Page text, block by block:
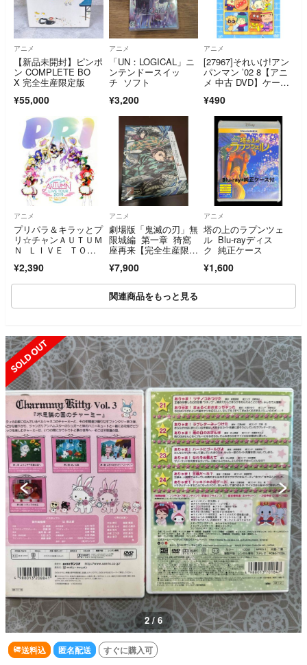
アニメ
【新品未開封】ピンポ
ン COMPLETE BO
X 完全生産限定版
¥55,000
アニメ
「UN：LOGICAL」ニ
ンテンドースイッ
チ ソフト
¥3,200
アニメ
[27967]それいけ!アン
パンマン ’02 8【アニ
メ 中古 DVD】ケース
¥490
アニメ
プリパラ＆キラッとプ
リ☆チャンＡＵＴＵＭ
Ｎ ＬＩＶＥ ＴＯＵ
と！アイドルはじめる
時間だよ！（Ｂｌｕ－
¥2,390
アニメ
劇場版「鬼滅の刃」無
限城編 第一章 猗窩
座再来【完全生産限定
¥7,900
アニメ
塔の上のラプンツェ
ル Blu-rayディス
ク 純正ケース
¥1,600
関連商品をもっと見る
SOLD OUT
2 / 6
送料込 匿名配送 すぐに購入可